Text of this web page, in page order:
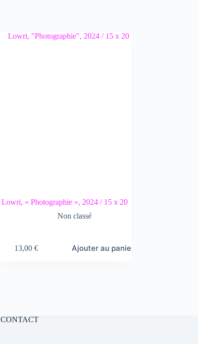
Lowri, « Photographie », 2024 / 15 x 20
Non classé
13,00€ Ajouter au panier
CONTACT